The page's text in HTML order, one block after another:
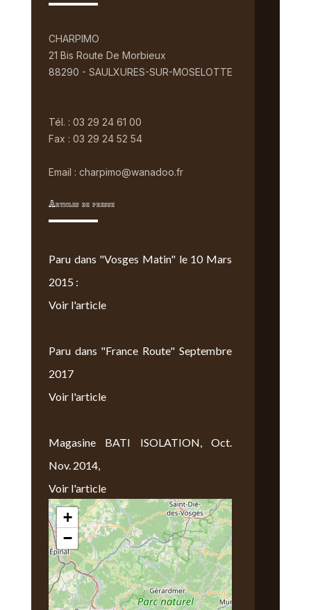
CHARPIMO
21 Bis Route De Morbieux
88290 - SAULXURES-SUR-MOSELOTTE
Tél. : 03 29 24 61 00
Fax : 03 29 24 52 54
Email : charpimo@wanadoo.fr
Articles de presse
Paru dans "Vosges Matin" le 10 Mars
2015 :
Voir l'article
Paru dans "France Route" Septembre
2017
Voir l'article
Magasine BATI ISOLATION, Oct.
Nov. 2014,
Voir l'article
Nous Trouver
+
−